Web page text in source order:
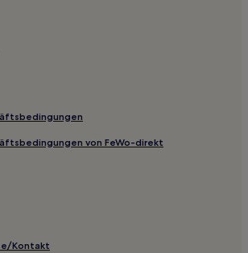
el Soplao
Cantabria: Hotels
und Nansa: Hotels
Vogel
in Noja
von FeWo-direkt
Kontakt